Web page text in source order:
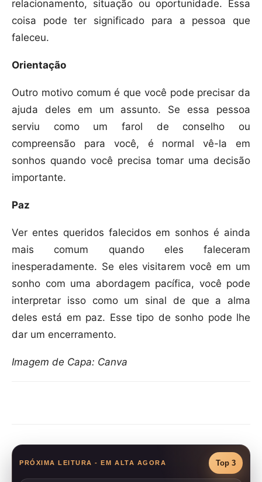
relacionamento, situação ou oportunidade. Essa
coisa pode ter significado para a pessoa que
faleceu.
Orientação
Outro motivo comum é que você pode precisar da
ajuda deles em um assunto. Se essa pessoa
serviu como um farol de conselho ou
compreensão para você, é normal vê-la em
sonhos quando você precisa tomar uma decisão
importante.
Paz
Ver entes queridos falecidos em sonhos é ainda
mais comum quando eles faleceram
inesperadamente. Se eles visitarem você em um
sonho com uma abordagem pacífica, você pode
interpretar isso como um sinal de que a alma
deles está em paz. Esse tipo de sonho pode lhe
dar um encerramento.
Imagem de Capa: Canva
PRÓXIMA LEITURA - EM ALTA AGORA Top 3